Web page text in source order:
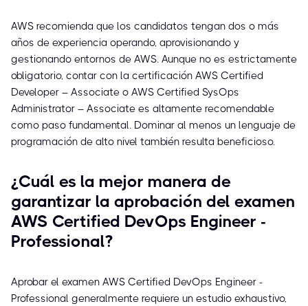
AWS recomienda que los candidatos tengan dos o más
años de experiencia operando, aprovisionando y
gestionando entornos de AWS. Aunque no es estrictamente
obligatorio, contar con la certificación AWS Certified
Developer – Associate o AWS Certified SysOps
Administrator – Associate es altamente recomendable
como paso fundamental. Dominar al menos un lenguaje de
programación de alto nivel también resulta beneficioso.
¿Cuál es la mejor manera de
garantizar la aprobación del examen
AWS Certified DevOps Engineer -
Professional?
Aprobar el examen AWS Certified DevOps Engineer -
Professional generalmente requiere un estudio exhaustivo,